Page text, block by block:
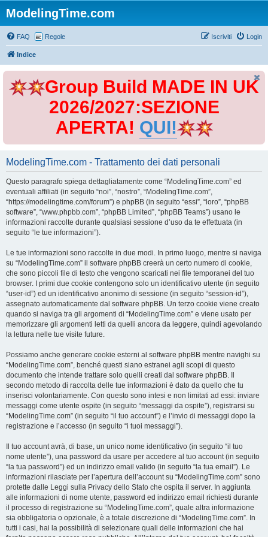
ModelingTime.com
FAQ Regole Login
Iscriviti
Indice
Group Build MADE IN UK
2026/2027:SEZIONE
APERTA! QUI!
ModelingTime.com - Trattamento dei dati personali
Questo paragrafo spiega dettagliatamente come “ModelingTime.com” ed
eventuali affiliati (in seguito “noi”, “nostro”, “ModelingTime.com”,
“https://modelingtime.com/forum”) e phpBB (in seguito “essi”, “loro”, “phpBB
software”, “www.phpbb.com”, “phpBB Limited”, “phpBB Teams”) usano le
informazioni raccolte durante qualsiasi sessione d’uso da te effettuata (in
seguito “le tue informazioni”).
Le tue informazioni sono raccolte in due modi. In primo luogo, mentre si naviga
su “ModelingTime.com” il software phpBB creerà un certo numero di cookie,
che sono piccoli file di testo che vengono scaricati nei file temporanei del tuo
browser. I primi due cookie contengono solo un identificativo utente (in seguito
“user-id”) ed un identificativo anonimo di sessione (in seguito “session-id”),
assegnato automaticamente dal software phpBB. Un terzo cookie viene creato
quando si naviga tra gli argomenti di “ModelingTime.com” e viene usato per
memorizzare gli argomenti letti da quelli ancora da leggere, quindi agevolando
la lettura nelle tue visite future.
Possiamo anche generare cookie esterni al software phpBB mentre navighi su
“ModelingTime.com”, benché questi siano estranei agli scopi di questo
documento che intende trattare solo quelli creati dal software phpBB. Il
secondo metodo di raccolta delle tue informazioni è dato da quello che tu
inserisci volontariamente. Con questo sono intesi e non limitati ad essi: inviare
messaggi come utente ospite (in seguito “messaggi da ospite”), registrarsi su
“ModelingTime.com” (in seguito “il tuo account”) e l’invio di messaggi dopo la
registrazione e l’accesso (in seguito “i tuoi messaggi”).
Il tuo account avrà, di base, un unico nome identificativo (in seguito “il tuo
nome utente”), una password da usare per accedere al tuo account (in seguito
“la tua password”) ed un indirizzo email valido (in seguito “la tua email”). Le
informazioni rilasciate per l’apertura dell’account su “ModelingTime.com” sono
protette dalle Leggi sulla Privacy dello Stato che ospita il server. In aggiunta
alle informazioni di nome utente, password ed indirizzo email richiesti durante
il processo di registrazione su “ModelingTime.com”, quale altra informazione
sia obbligatoria o opzionale, è a totale discrezione di “ModelingTime.com”. In
tutti i casi, hai la possibilità di selezionare quali delle informazioni che hai